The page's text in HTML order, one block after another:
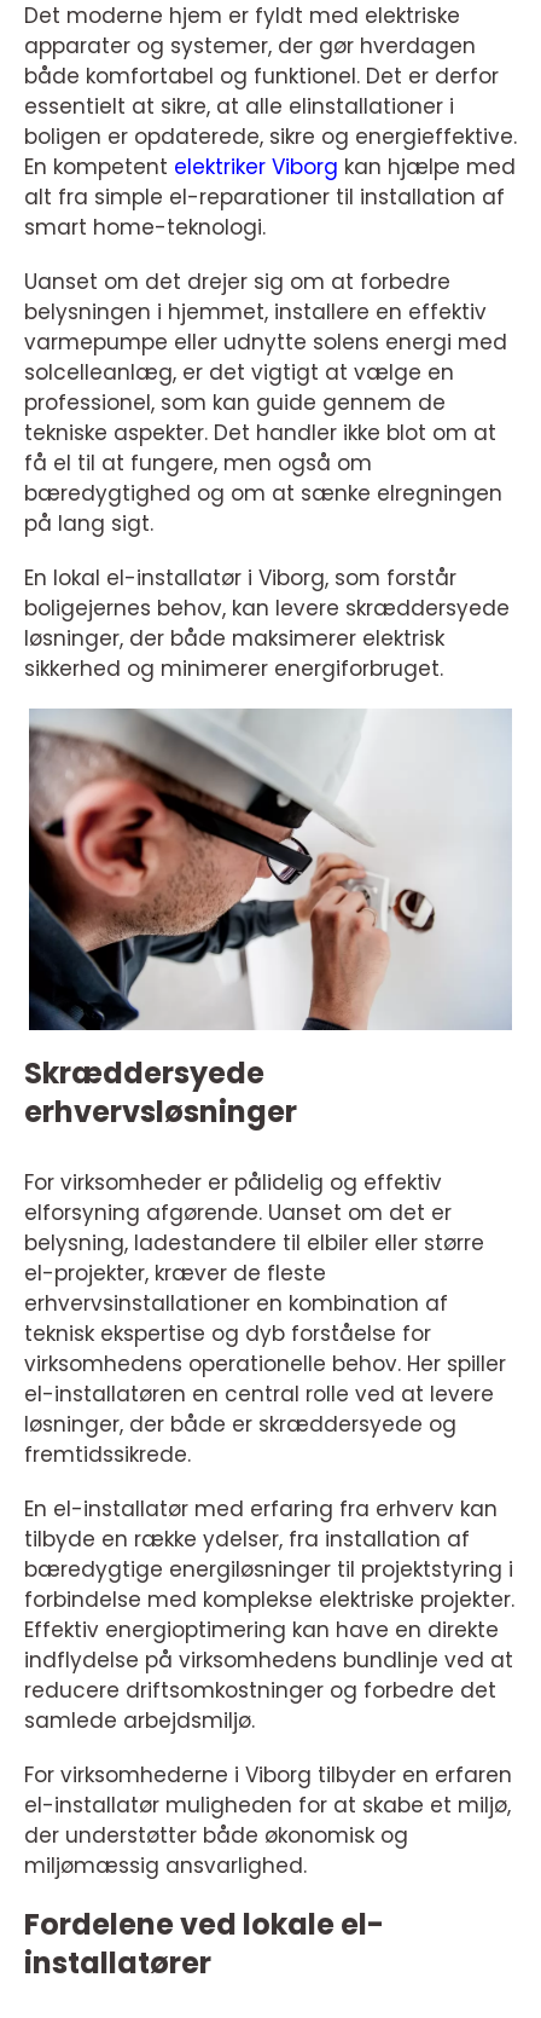
Det moderne hjem er fyldt med elektriske
apparater og systemer, der gør hverdagen
både komfortabel og funktionel. Det er derfor
essentielt at sikre, at alle elinstallationer i
boligen er opdaterede, sikre og energieffektive.
En kompetent elektriker Viborg kan hjælpe med
alt fra simple el-reparationer til installation af
smart home-teknologi.
Uanset om det drejer sig om at forbedre
belysningen i hjemmet, installere en effektiv
varmepumpe eller udnytte solens energi med
solcelleanlæg, er det vigtigt at vælge en
professionel, som kan guide gennem de
tekniske aspekter. Det handler ikke blot om at
få el til at fungere, men også om
bæredygtighed og om at sænke elregningen
på lang sigt.
En lokal el-installatør i Viborg, som forstår
boligejernes behov, kan levere skræddersyede
løsninger, der både maksimerer elektrisk
sikkerhed og minimerer energiforbruget.
Skræddersyede
erhvervsløsninger
For virksomheder er pålidelig og effektiv
elforsyning afgørende. Uanset om det er
belysning, ladestandere til elbiler eller større
el-projekter, kræver de fleste
erhvervsinstallationer en kombination af
teknisk ekspertise og dyb forståelse for
virksomhedens operationelle behov. Her spiller
el-installatøren en central rolle ved at levere
løsninger, der både er skræddersyede og
fremtidssikrede.
En el-installatør med erfaring fra erhverv kan
tilbyde en række ydelser, fra installation af
bæredygtige energiløsninger til projektstyring i
forbindelse med komplekse elektriske projekter.
Effektiv energioptimering kan have en direkte
indflydelse på virksomhedens bundlinje ved at
reducere driftsomkostninger og forbedre det
samlede arbejdsmiljø.
For virksomhederne i Viborg tilbyder en erfaren
el-installatør muligheden for at skabe et miljø,
der understøtter både økonomisk og
miljømæssig ansvarlighed.
Fordelene ved lokale el-
installatører